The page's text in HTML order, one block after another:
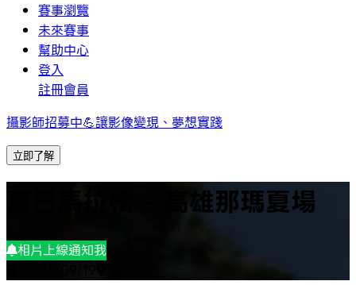
賽事瀏覽
未來賽事
幫助中心
登入
註冊會員
攝影師招募中💪讓影像變現、夢想實踐
立即了解
夏日馬拉松 - 高雄那瑪夏場
相片上線通知我